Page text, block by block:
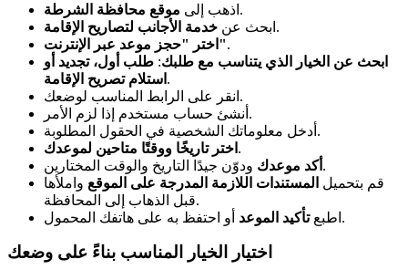
اذهب إلى موقع محافظة الشرطة
.
ابحث عن خدمة الأجانب لتصاريح الإقامة
.
اختر "حجز موعد عبر الإنترنت".
ابحث عن الخيار الذي يتناسب مع طلبك: طلب أول، تجديد أو
استلام تصريح الإقامة .
انقر على الرابط المناسب لوضعك.
أنشئ حساب مستخدم إذا لزم الأمر.
أدخل معلوماتك الشخصية في الحقول المطلوبة.
اختر تاريخًا ووقتًا متاحين لموعدك .
أكد موعدك ودوّن جيدًا التاريخ والوقت المختارين.
قم بتحميل المستندات اللازمة المدرجة على الموقع واملأها
قبل الذهاب إلى المحافظة.
اطبعتأكيد الموعد أو احتفظ به على هاتفك المحمول.
اختيار الخيار المناسب بناءً على وضعك